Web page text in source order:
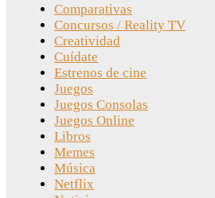
Comparativas
Concursos / Reality TV
Creatividad
Cuídate
Estrenos de cine
Juegos
Juegos Consolas
Juegos Online
Libros
Memes
Música
Netflix